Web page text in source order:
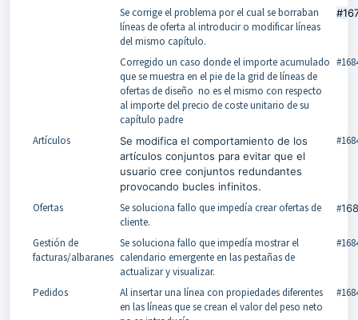
Se corrige el problema por el cual se borraban
líneas de oferta al introducir o modificar líneas
del mismo capítulo.
Corregido un caso donde el importe acumulado
que se muestra en el pie de la grid de líneas de
ofertas de diseño no es el mismo con respecto
al importe del precio de coste unitario de su
capítulo padre
Artículos
Se modifica el comportamiento de los
artículos conjuntos para evitar que el
usuario cree conjuntos redundantes
provocando bucles infinitos.
Ofertas
Se soluciona fallo que impedía crear ofertas de
cliente.
#
Gestión de
facturas/albaranes
Se soluciona fallo que impedía mostrar el
calendario emergente en las pestañas de
actualizar y visualizar.
Pedidos
Al insertar una línea con propiedades diferentes
en las líneas que se crean el valor del peso neto